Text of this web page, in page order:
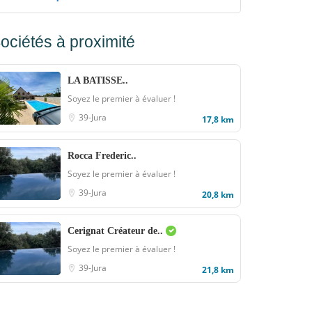
à proximité
LA BATISSE..
Soyez le premier à évaluer !
39-Jura
17,8 km
Rocca Frederic..
Soyez le premier à évaluer !
39-Jura
20,8 km
Cerignat Créateur de..
Soyez le premier à évaluer !
39-Jura
21,8 km